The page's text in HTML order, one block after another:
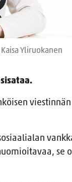
Yliruokanen
se